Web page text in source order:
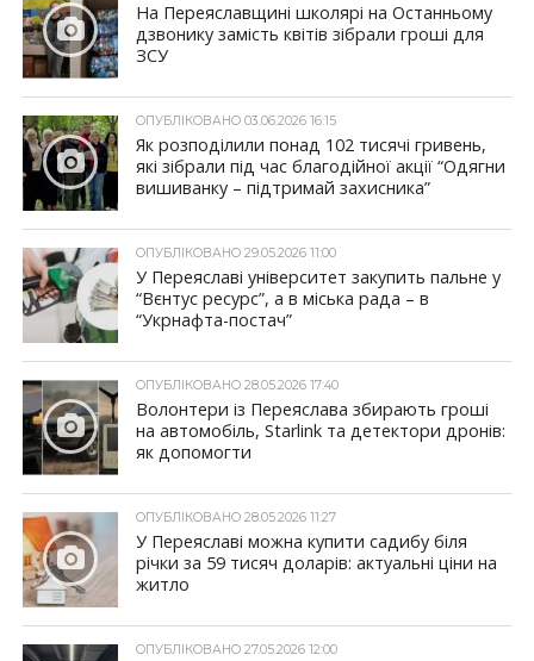
На Переяславщині школярі на Останньому
дзвонику замість квітів зібрали гроші для
ЗСУ
ОПУБЛІКОВАНО 03.06.2026 16:15
Як розподілили понад 102 тисячі гривень,
які зібрали під час благодійної акції “Одягни
вишиванку – підтримай захисника”
ОПУБЛІКОВАНО 29.05.2026 11:00
У Переяславі університет закупить пальне у
“Вєнтус ресурс”, а в міська рада – в
“Укрнафта-постач”
ОПУБЛІКОВАНО 28.05.2026 17:40
Волонтери із Переяслава збирають гроші
на автомобіль, Starlink та детектори дронів:
як допомогти
ОПУБЛІКОВАНО 28.05.2026 11:27
У Переяславі можна купити садибу біля
річки за 59 тисяч доларів: актуальні ціни на
житло
ОПУБЛІКОВАНО 27.05.2026 12:00